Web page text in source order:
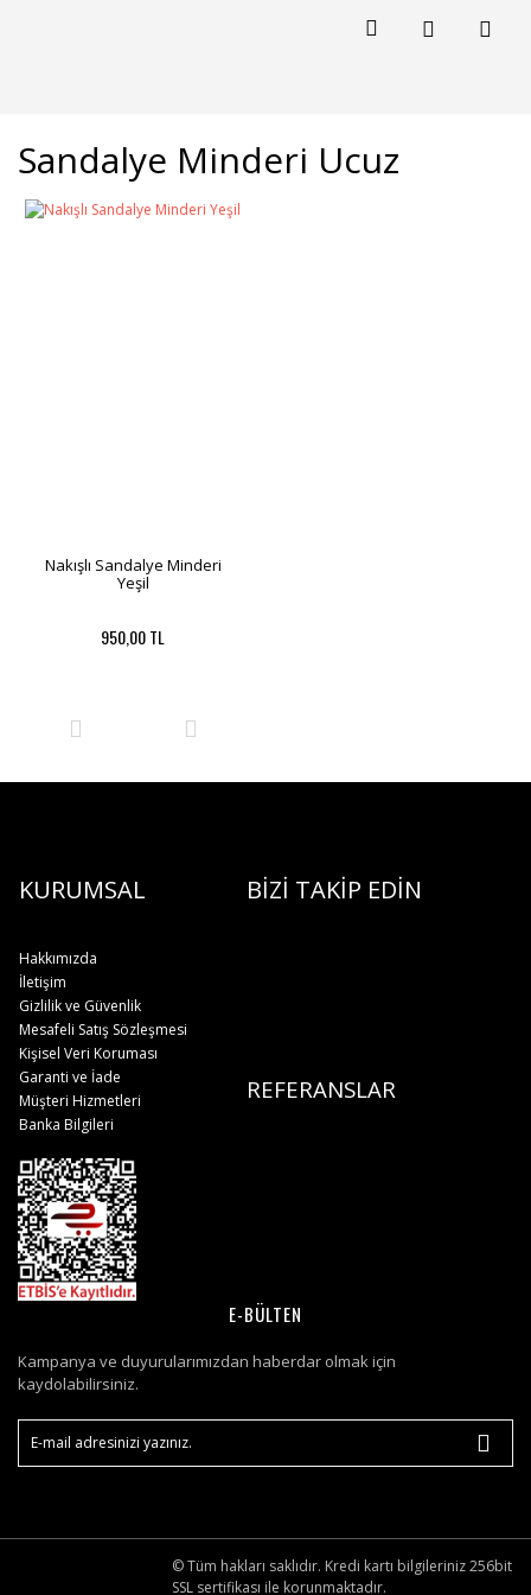
Sandalye Minderi Ucuz
Nakışlı Sandalye Minderi
Yeşil
950,00 TL
KURUMSAL BİZİ TAKİP EDİN
Hakkımızda
İletişim
Gizlilik ve Güvenlik
Mesafeli Satış Sözleşmesi
Kişisel Veri Koruması
REFERANSLAR
Garanti ve İade
Müşteri Hizmetleri
Banka Bilgileri
E-BÜLTEN
Kampanya ve duyurularımızdan haberdar olmak için
kaydolabilirsiniz.
© Tüm hakları saklıdır. Kredi kartı bilgileriniz 256bit
SSL sertifikası ile korunmaktadır.